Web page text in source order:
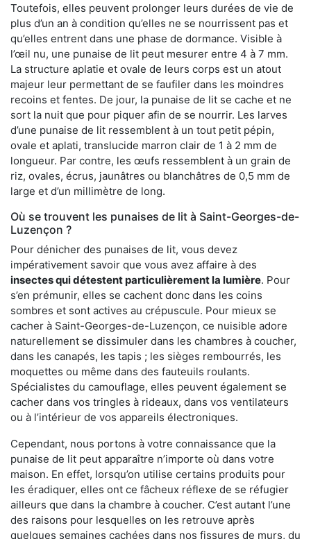
Toutefois, elles peuvent prolonger leurs durées de vie de
plus d’un an à condition qu’elles ne se nourrissent pas et
qu’elles entrent dans une phase de dormance. Visible à
l’œil nu, une punaise de lit peut mesurer entre 4 à 7 mm.
La structure aplatie et ovale de leurs corps est un atout
majeur leur permettant de se faufiler dans les moindres
recoins et fentes. De jour, la punaise de lit se cache et ne
sort la nuit que pour piquer afin de se nourrir. Les larves
d’une punaise de lit ressemblent à un tout petit pépin,
ovale et aplati, translucide marron clair de 1 à 2 mm de
longueur. Par contre, les œufs ressemblent à un grain de
riz, ovales, écrus, jaunâtres ou blanchâtres de 0,5 mm de
large et d’un millimètre de long.
Où se trouvent les punaises de lit à Saint-Georges-de-
Luzençon ?
Pour dénicher des punaises de lit, vous devez
impérativement savoir que vous avez affaire à des
insectes qui détestent particulièrement la lumière. Pour
s’en prémunir, elles se cachent donc dans les coins
sombres et sont actives au crépuscule. Pour mieux se
cacher à Saint-Georges-de-Luzençon, ce nuisible adore
naturellement se dissimuler dans les chambres à coucher,
dans les canapés, les tapis ; les sièges rembourrés, les
moquettes ou même dans des fauteuils roulants.
Spécialistes du camouflage, elles peuvent également se
cacher dans vos tringles à rideaux, dans vos ventilateurs
ou à l’intérieur de vos appareils électroniques.
Cependant, nous portons à votre connaissance que la
punaise de lit peut apparaître n’importe où dans votre
maison. En effet, lorsqu’on utilise certains produits pour
les éradiquer, elles ont ce fâcheux réflexe de se réfugier
ailleurs que dans la chambre à coucher. C’est autant l’une
des raisons pour lesquelles on les retrouve après
quelques semaines cachées dans nos fissures de murs, du